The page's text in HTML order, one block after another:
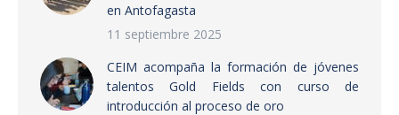
en Antofagasta
11 septiembre 2025
CEIM acompaña la formación de jóvenes
talentos Gold Fields con curso de
introducción al proceso de oro